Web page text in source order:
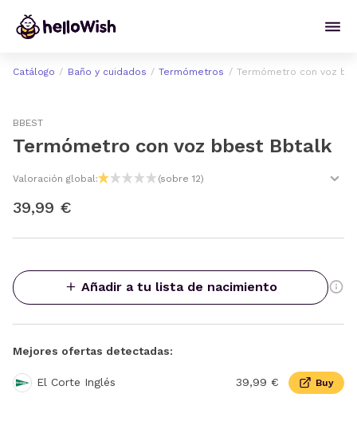
Catálogo Baño y cuidados Termómetros Termómetro con voz
BBEST
Termómetro con voz bbest Bbtalk
Valoración global: (sobre 12)
39,99 €
Añadir a tu lista de nacimiento
Mejores ofertas detectadas:
El Corte Inglés 39,99 € Buy